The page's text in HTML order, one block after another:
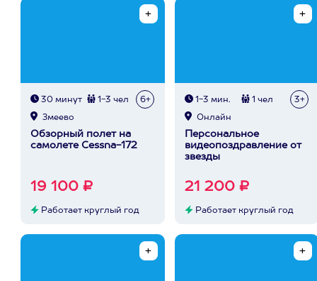
30 минут 1-3 чел 6+
Змеево
Обзорный полет на
самолете Cessna-172
19 100 ₽
Работает круглый год
1-3 мин. 1 чел 3+
Онлайн
Персональное
видеопоздравление от
звезды
21 200 ₽
Работает круглый год